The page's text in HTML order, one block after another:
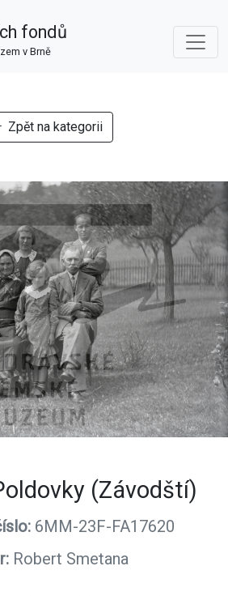
fondů
v Brně
Zpět na kategorii
(Závodští)
6MM-23F-FA17620
Robert Smetana